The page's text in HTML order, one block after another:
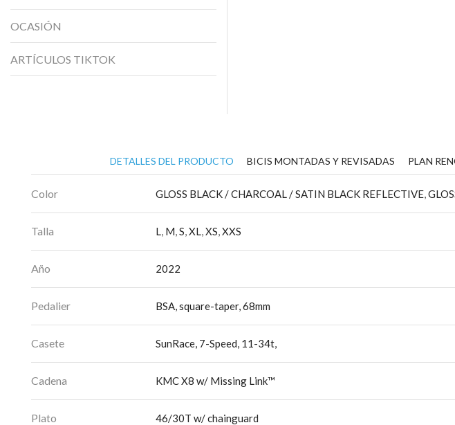
OCASIÓN
ARTÍCULOS TIKTOK
DETALLES DEL PRODUCTO BICIS MONTADAS Y REVISADAS PLAN
Color GLOSS BLACK / CHARCOAL / SATIN BLACK REFLECTIVE,
Talla L, M,S,XL,XS,XXS
Año 2022
Pedalier BSA, square-taper, 68mm
Casete SunRace, 7-Speed, 11-34t,
Cadena KMC X8 w/ Missing Link™
Plato 46/30T w/ chainguard